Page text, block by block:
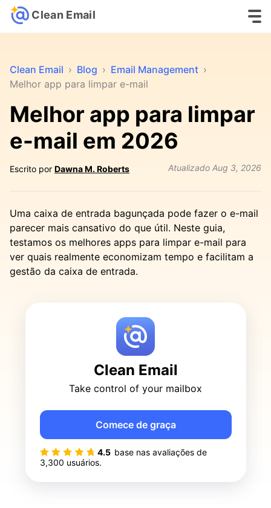
Clean Email
Clean Email › Blog › Email Management ›
Melhor app para limpar e-mail
Melhor app para limpar
e-mail em 2026
Escrito por Dawna M. Roberts Atualizado Aug 3, 2026
Uma caixa de entrada bagunçada pode fazer o e-mail
parecer mais cansativo do que útil. Neste guia,
testamos os melhores apps para limpar e-mail para
ver quais realmente economizam tempo e facilitam a
gestão da caixa de entrada.
Clean Email
Take control of your mailbox
4.5 base nas avaliações de
3,300 usuários.
Comece de graça